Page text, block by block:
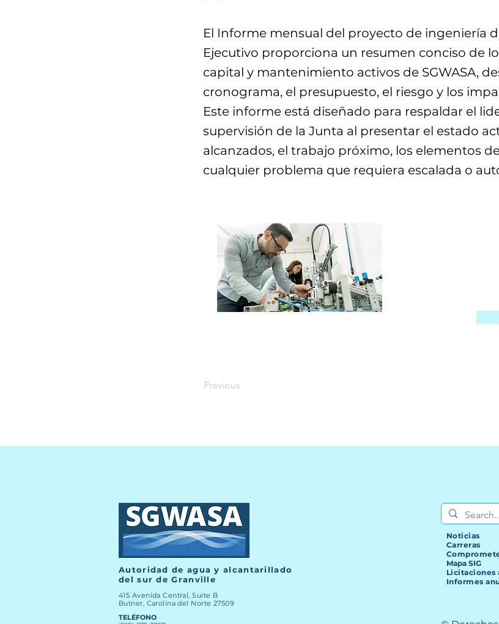
El Informe mensual del proyecto de ingeniería
Ejecutivo proporciona un resumen conciso de
capital y mantenimiento activos de SGWASA,
cronograma, el presupuesto, el riesgo y los
Este informe está diseñado para respaldar el
supervisión de la Junta al presentar el estado
alcanzados, el trabajo próximo, los elementos
cualquier problema que requiera escalada o
Previous
Autoridad de agua y alcantarillado
del sur de Granville
415 Avenida Central, Suite B
Butner, Carolina del Norte 27509
TELÉFONO
Noticias
Carreras
Mapa SIG
Licitaciones
Informes